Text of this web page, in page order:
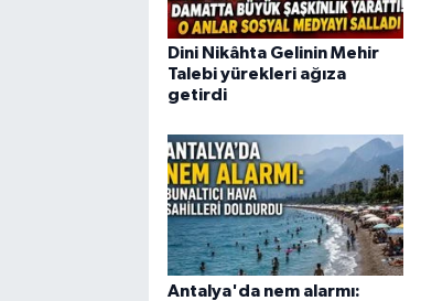
Dini Nikâhta Gelinin Mehir
Talebi yürekleri ağıza
getirdi
Antalya'da nem alarmı: